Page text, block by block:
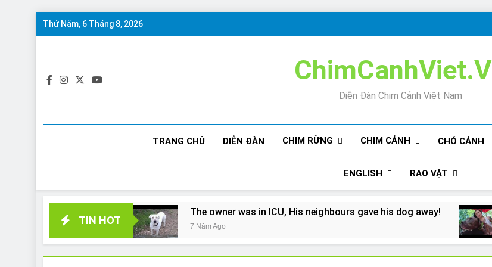
Skip
Thứ Năm, 6 Tháng 8, 2026
Diễn Đàn Chim Cảnh Việt Nam
TRANG CHỦ DIỄN ĐÀN CHIM RỪNG CHIM CẢNH CHÓ CẢNH
ENGLISH RAO VẶT
TIN HOT
The owner was in ICU, His neighbours gave his dog away!
7 Năm Ago
Why Do Bulldogs Snore? And How to Minimize It!
7 Năm Ago